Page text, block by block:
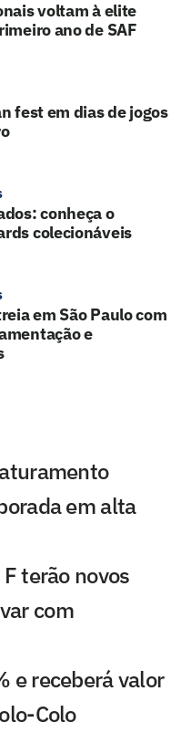
voltam à elite
ano de SAF
fest em dias de jogos
conheça o
colecionáveis
em São Paulo com
e
em alta
terão novos
com
e receberá valor
Colo